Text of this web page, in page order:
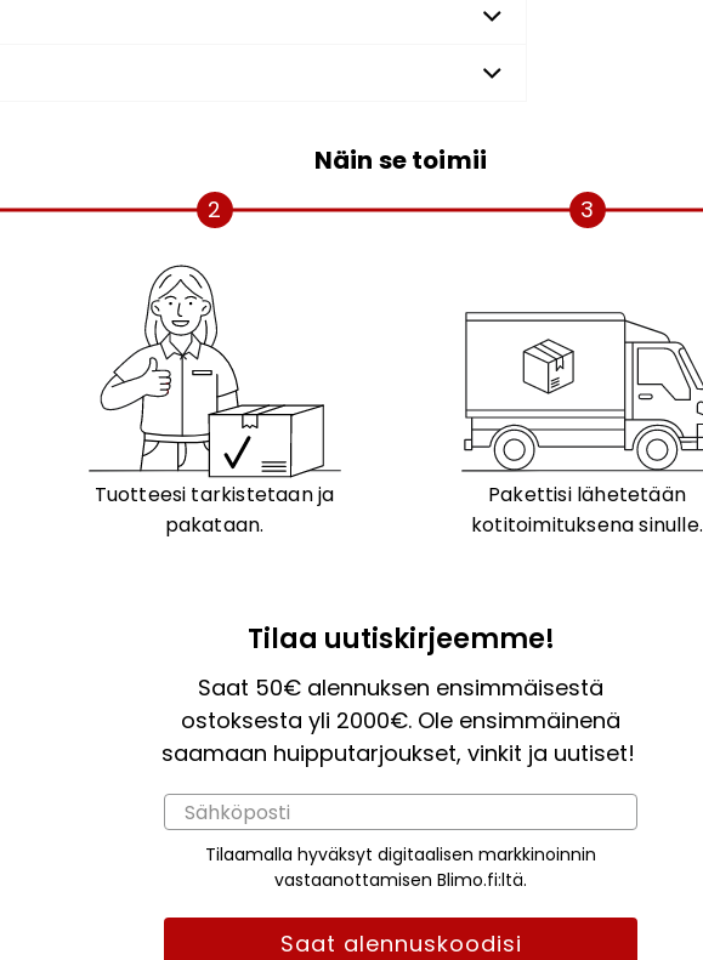
Näin se toimii
2
Tuotteesi tarkistetaan ja
pakataan.
3
Pakettisi lähetetään
kotitoimituksena sinulle.
Tilaa uutiskirjeemme!
Saat 50€ alennuksen ensimmäisestä
ostoksesta yli 2000€. Ole ensimmäinenä
saamaan huipputarjoukset, vinkit ja uutiset!
Tilaamalla hyväksyt digitaalisen markkinoinnin
vastaanottamisen Blimo.fi:ltä.
Saat alennuskoodisi